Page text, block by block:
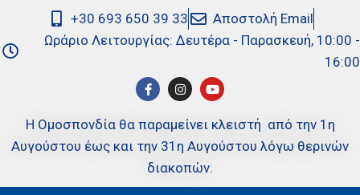
+30 693 650 39 33
Αποστολή Email
Ωράριο Λειτουργίας: Δευτέρα - Παρασκευή, 10:00 -
16:00
Η Ομοσπονδία θα παραμείνει κλειστή από την 1η
Αυγούστου έως και την 31η Αυγούστου λόγω θερινών
διακοπών.